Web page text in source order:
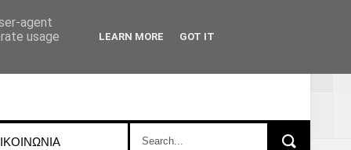
agent
usage
LEARN MORE GOT IT